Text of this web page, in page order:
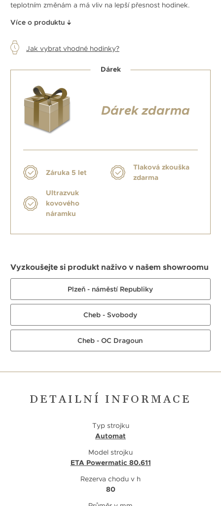
teplotním změnám a má vliv na lepší přesnost hodinek.
Více o produktu
Jak vybrat vhodné hodinky?
Dárek
Dárek zdarma
Záruka 5 let
Tlaková zkouška
zdarma
Ultrazvuk
kovového
náramku
Vyzkoušejte si produkt naživo v našem showroomu
Plzeň - náměstí Republiky
Cheb - Svobody
Cheb - OC Dragoun
DETAILNÍ INFORMACE
Typ strojku
Automat
Model strojku
ETA Powermatic 80.611
Rezerva chodu v h
80